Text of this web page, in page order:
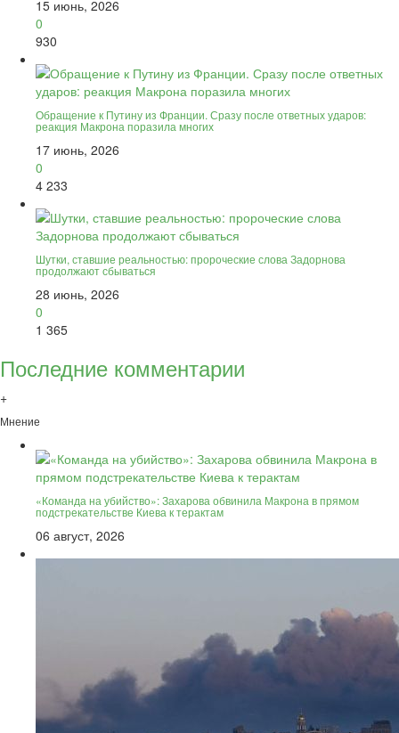
15 июнь, 2026
0
930
Обращение к Путину из Франции. Сразу после ответных ударов:
реакция Макрона поразила многих
17 июнь, 2026
0
4 233
Шутки, ставшие реальностью: пророческие слова Задорнова
продолжают сбываться
28 июнь, 2026
0
1 365
Последние комментарии
+
Мнение
«Команда на убийство»: Захарова обвинила Макрона в прямом
подстрекательстве Киева к терактам
06 август, 2026